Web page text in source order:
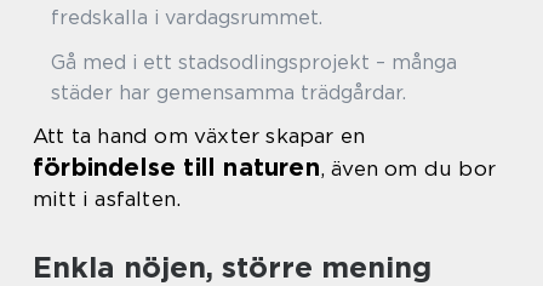
fredskalla i vardagsrummet.
Gå med i ett stadsodlingsprojekt – många
städer har gemensamma trädgårdar.
Att ta hand om växter skapar en
förbindelse till naturen, även om du bor
mitt i asfalten.
Enkla nöjen, större mening